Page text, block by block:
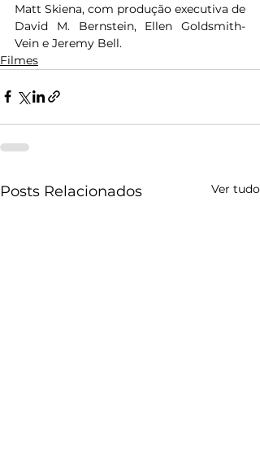
Matt Skiena, com produção executiva de
David M. Bernstein, Ellen Goldsmith-
Vein e Jeremy Bell.
Filmes
Posts Relacionados Ver tudo